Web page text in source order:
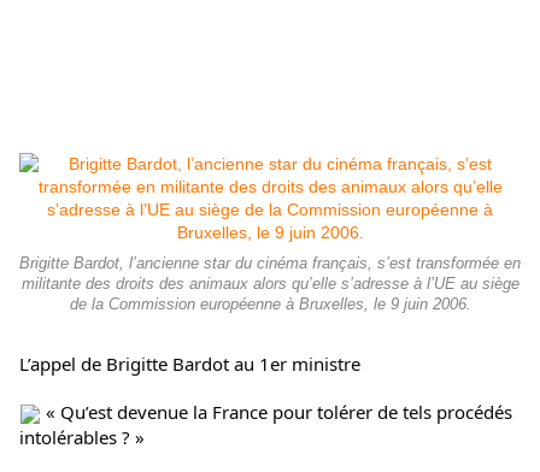
Brigitte Bardot, l’ancienne star du cinéma français, s’est transformée en
militante des droits des animaux alors qu’elle s’adresse à l’UE au siège
de la Commission européenne à Bruxelles, le 9 juin 2006.
L’appel de Brigitte Bardot au 1er ministre
« Qu’est devenue la France pour tolérer de tels procédés
intolérables ? »